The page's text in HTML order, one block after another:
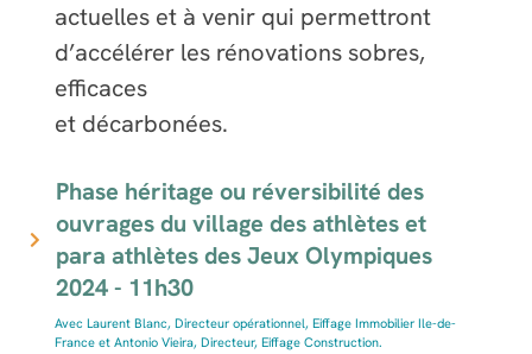
actuelles et à venir qui permettront
d’accélérer les rénovations sobres,
efficaces
et décarbonées.
Phase héritage ou réversibilité des
ouvrages du village des athlètes et
para athlètes des Jeux Olympiques
2024 - 11h30
Avec Laurent Blanc, Directeur opérationnel, Eiffage Immobilier Ile-de-
France et Antonio Vieira, Directeur, Eiffage Construction.